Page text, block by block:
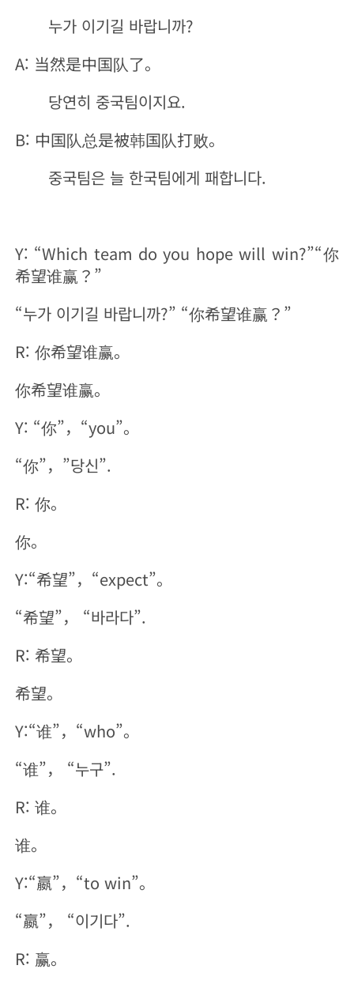
누가 이기길 바랍니까?
A: 当然是中国队了。
당연히 중국팀이지요.
B: 中国队总是被韩国队打败。
중국팀은 늘 한국팀에게 패합니다.
Y: “Which team do you hope will win?”“你
希望谁赢？”
“누가 이기길 바랍니까?” “你希望谁赢？”
R: 你希望谁赢。
你希望谁赢。
Y: “你”，“you”。
“你”，”당신”.
R: 你。
你。
Y:“希望”，“expect”。
“希望”， “바라다”.
R: 希望。
希望。
Y:“谁”，“who”。
“谁”， “누구”.
R: 谁。
谁。
Y:“嬴”，“to win”。
“嬴”， “이기다”.
R: 赢。